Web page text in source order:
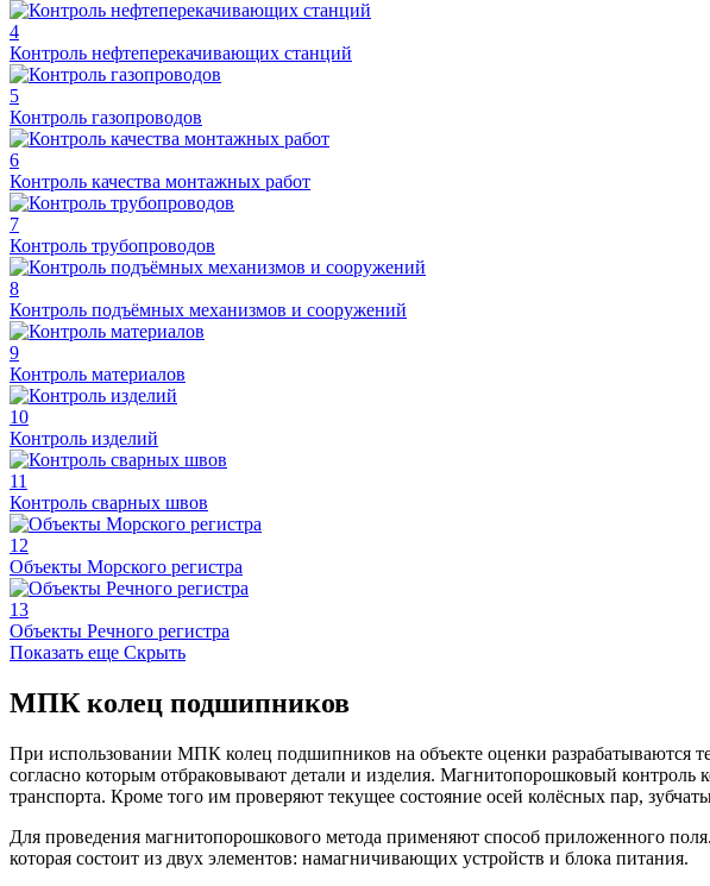
4
Контроль нефтеперекачивающих станций
5
Контроль газопроводов
6
Контроль качества монтажных работ
7
Контроль трубопроводов
8
Контроль подъёмных механизмов и сооружений
9
Контроль материалов
10
Контроль изделий
11
Контроль сварных швов
12
Объекты Морского регистра
13
Объекты Речного регистра
Показать еще Скрыть
МПК колец подшипников
При использовании МПК колец подшипников на объекте оценки разрабатываются
согласно которым отбраковывают детали и изделия. Магнитопорошковый
транспорта. Кроме того им проверяют текущее состояние осей колёсных пар,
Для проведения магнитопорошкового метода применяют способ приложенного
которая состоит из двух элементов: намагничивающих устройств и блока питания.